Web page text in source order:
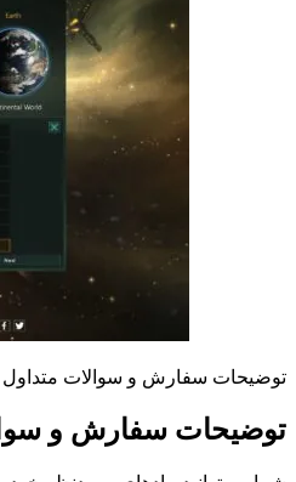
توضیحات سفارش و سوالات متداول
توضیحات سفارش و